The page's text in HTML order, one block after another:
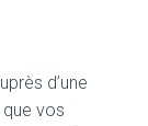
d’une
vos